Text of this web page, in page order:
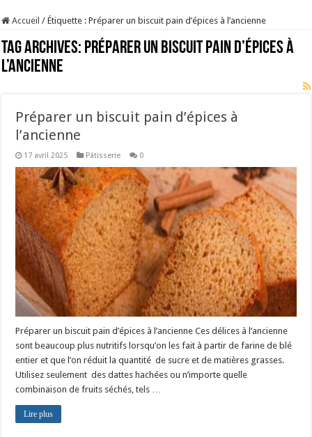
Accueil / Étiquette :Préparer un biscuit pain d’épices à l’ancienne
Tag Archives: Préparer un biscuit pain d’épices à
l’ancienne
Préparer un biscuit pain d’épices à
l’ancienne
17 avril 2025 Pâtisserie 0
Préparer un biscuit pain d’épices à l’ancienne Ces délices à l’ancienne
sont beaucoup plus nutritifs lorsqu’on les fait à partir de farine de blé
entier et que l’on réduit la quantité de sucre et de matières grasses.
Utilisez seulement des dattes hachées ou n’importe quelle
combinaison de fruits séchés, tels …
Lire plus